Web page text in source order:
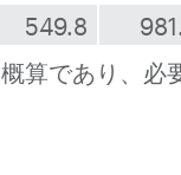
549.8
算であり、